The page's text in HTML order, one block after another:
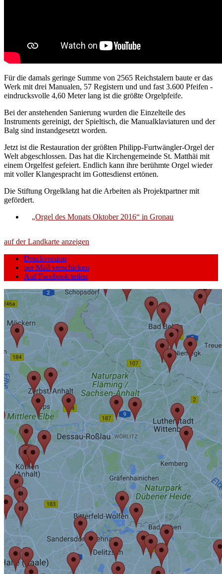
Für die damals geringe Summe von 2565 Reichstalern baute er das
Werk mit drei Manualen, 57 Registern und und fast 3.600 Pfeifen -
eindrucksvolle 4,60 Meter lang ist die größte Orgelpfeife.
Bei der anstehenden Sanierung wurden die Einzelteile des
Instruments gereinigt, der Spieltisch, die Manualklaviaturen und der
Balg sind instandgesetzt worden.
Jetzt ist die Restauration der größten Philipp-Furtwängler-Orgel der
Welt abgeschlossen. Das hat die Kirchengemeinde St. Matthäi mit
einem Orgelfest gefeiert. Endlich kann ihre berühmte Orgel wieder
mit voller Klangespracht im Gottesdienst ertönen.
Die Stiftung Orgelklang hat die Arbeiten als Projektpartner mit
gefördert.
„Orgel des Monats Oktober 2016“ in Gronau
auf der Landkarte anzeigen
Druckversion
per Mail verschicken
Auf Facebook teilen